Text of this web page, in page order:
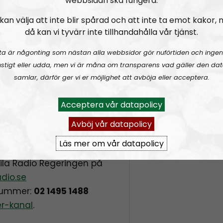
tages emot med
används till att
på andra sätt din
direkt till
“Nordfront Att:
Grängesberg“.
Regeringen”!
Radio Regeringen på
02 1495 1488
kanal.
välja att inte blir spårad och att inte ta emot kakor,
då kan vi tyvärr inte tillhandahålla vår tjänst.
är någonting som nästan alla webbsidor gör nuförtiden och
eller udda, men vi är måna om transparens vad gäller den
samlar, därför ger vi er möjlighet att avböja eller acceptera.
Acceptera vår datapolicy
Avböj vår datapolicy
Läs mer om vår datapolicy